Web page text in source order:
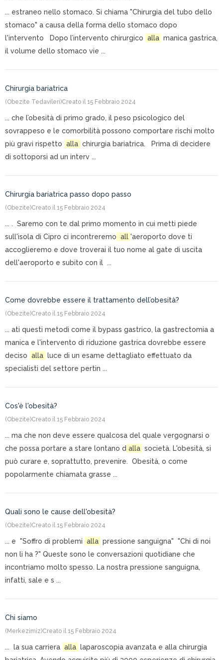
... estraneo nello stomaco. Si chiama "Chirurgia del tubo dello
stomaco" a causa della forma dello stomaco dopo
l'intervento Dopo l’intervento chirurgico alla manica gastrica,
il volume dello stomaco vie ...
Chirurgia bariatrica
(Obezite Tedavileri)Creato il 15 Febbraio 2024
... che l’obesità di primo grado, il peso psicologico del
sovrappeso e le comorbilità possono comportare rischi molto
più gravi rispetto alla chirurgia bariatrica. Prima di decidere
di sottoporsi ad un interv ...
Chirurgia bariatrica passo dopo passo
(Obezite)Creato il 15 Febbraio 2024
... . Saremo con te dal primo momento in cui metti piede
sull'isola di Cipro ci incontreremo all 'aeroporto dove ti
accoglieremo e dove troverai il tuo nome al gate di uscita
dell'aeroporto e subito con il ...
Come dovrebbe essere il trattamento dell’obesità?
(Obezite)Creato il 15 Febbraio 2024
... ati questi metodi come il bypass gastrico, la gastrectomia a
manica e l'intervento di riduzione gastrica dovrebbe essere
deciso alla luce di un esame dettagliato effettuato da
specialisti del settore pertin ...
Cos'è l'obesità?
(Obezite)Creato il 15 Febbraio 2024
... ma che non deve essere qualcosa del quale vergognarsi o
che possa portare a stare lontano d alla società. L'obesità, si
può curare e, soprattutto, prevenire. Obesità, o come
popolarmente chiamata grasse ...
Quali sono le cause dell'obesità?
(Obezite)Creato il 15 Febbraio 2024
... e "Soffro di problemi alla pressione sanguigna" "Chi di noi
non li ha ?" Queste sono le conversazioni quotidiane che
incontriamo molto spesso. La nostra pressione sanguigna,
infatti, sale e s ...
Chi siamo
(Merkezimiz)Creato il 15 Febbraio 2024
... la sua carriera alla laparoscopia avanzata e alla chirurgia